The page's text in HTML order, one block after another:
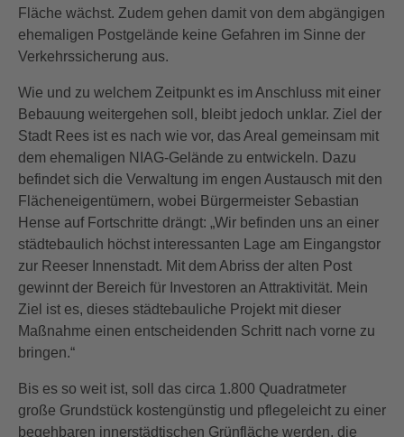
Fläche wächst. Zudem gehen damit von dem abgängigen
ehemaligen Postgelände keine Gefahren im Sinne der
Verkehrssicherung aus.
Wie und zu welchem Zeitpunkt es im Anschluss mit einer
Bebauung weitergehen soll, bleibt jedoch unklar. Ziel der
Stadt Rees ist es nach wie vor, das Areal gemeinsam mit
dem ehemaligen NIAG-Gelände zu entwickeln. Dazu
befindet sich die Verwaltung im engen Austausch mit den
Flächeneigentümern, wobei Bürgermeister Sebastian
Hense auf Fortschritte drängt: „Wir befinden uns an einer
städtebaulich höchst interessanten Lage am Eingangstor
zur Reeser Innenstadt. Mit dem Abriss der alten Post
gewinnt der Bereich für Investoren an Attraktivität. Mein
Ziel ist es, dieses städtebauliche Projekt mit dieser
Maßnahme einen entscheidenden Schritt nach vorne zu
bringen.“
Bis es so weit ist, soll das circa 1.800 Quadratmeter
große Grundstück kostengünstig und pflegeleicht zu einer
begehbaren innerstädtischen Grünfläche werden, die